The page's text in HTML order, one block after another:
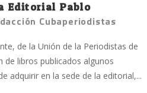
Editorial Pablo
Cubaperiodistas
de la Unión de la Periodistas de
de libros publicados algunos
adquirir en la sede de la editorial,...